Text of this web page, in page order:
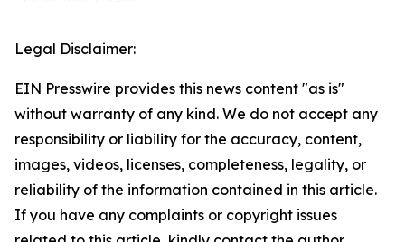
Legal Disclaimer:
EIN Presswire provides this news content "as is"
without warranty of any kind. We do not accept any
responsibility or liability for the accuracy, content,
images, videos, licenses, completeness, legality, or
reliability of the information contained in this article.
If you have any complaints or copyright issues